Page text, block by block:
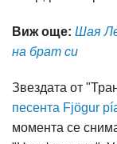
Виж още: Шая
на брат си
Звездата от
песента Fjögur
момента се